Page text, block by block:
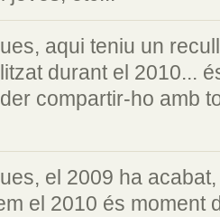
aqui teniu un
durant el 2010...
compartir-ho amb
el 2009 ha
el 2010 és moment